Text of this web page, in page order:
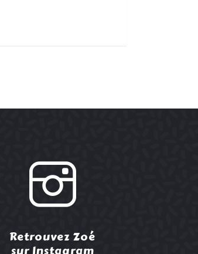
Retrouvez Zoé